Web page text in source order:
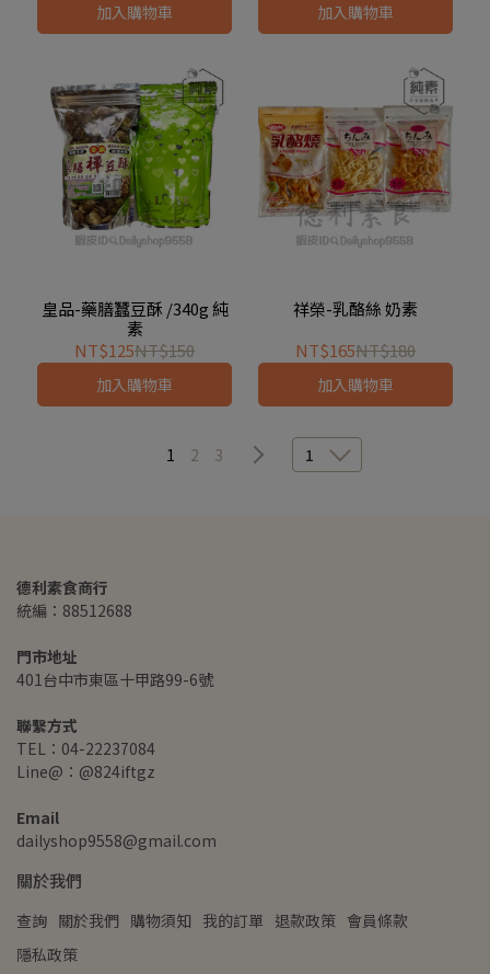
加入購物車 加入購物車
皇品-藥膳蠶豆酥 /340g 純
素
NT$125NT$150
加入購物車
祥榮-乳酪絲 奶素
NT$165NT$180
加入購物車
1 2 3 1
德利素食商行
統編：88512688
門市地址
401台中市東區十甲路99-6號
聯繫方式
TEL：04-22237084
Line@：@824iftgz
Email
dailyshop9558@gmail.com
關於我們
查詢 關於我們 購物須知 我的訂單 退款政策 會員條款
隱私政策